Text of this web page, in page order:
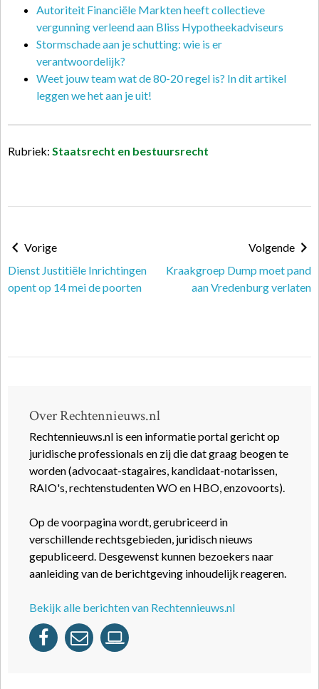
Autoriteit Financiële Markten heeft collectieve
vergunning verleend aan Bliss Hypotheekadviseurs
Stormschade aan je schutting: wie is er
verantwoordelijk?
Weet jouw team wat de 80-20 regel is? In dit artikel
leggen we het aan je uit!
Rubriek: Staatsrecht en bestuursrecht
Vorige
Dienst Justitiële Inrichtingen
opent op 14 mei de poorten
Volgende
Kraakgroep Dump moet pand
aan Vredenburg verlaten
Over Rechtennieuws.nl
Rechtennieuws.nl is een informatie portal gericht op
juridische professionals en zij die dat graag beogen te
worden (advocaat-stagaires, kandidaat-notarissen,
RAIO's, rechtenstudenten WO en HBO, enzovoorts).
Op de voorpagina wordt, gerubriceerd in
verschillende rechtsgebieden, juridisch nieuws
gepubliceerd. Desgewenst kunnen bezoekers naar
aanleiding van de berichtgeving inhoudelijk reageren.
Bekijk alle berichten van Rechtennieuws.nl